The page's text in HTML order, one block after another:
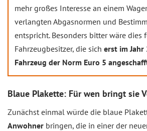
mehr großes Interesse an einem
verlangten Abgasnormen und
entspricht. Besonders bitter wäre dies
Fahrzeugbesitzer, die sich erst im Jahr
Fahrzeug der Norm Euro 5
Blaue Plakette: Für wen bringt sie
Zunächst einmal würde die blaue
Anwohner bringen, die in einer der